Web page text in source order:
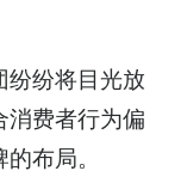
纷纷将目光放
消费者行为偏
布局。